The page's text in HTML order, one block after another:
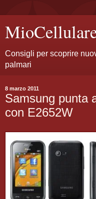
Consigli per scoprire
palmari
8 marzo 2011
Samsung punta
con E2652W